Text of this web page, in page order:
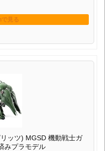
ッツ) MGSD 機動戦士ガ
みプラモデル